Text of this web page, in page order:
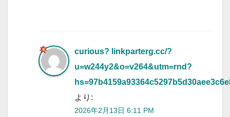
curious? linkparterg.cc/?
u=w244y2&o=v264&utm=rnd?
より:
2026年2月13日 6:11 PM